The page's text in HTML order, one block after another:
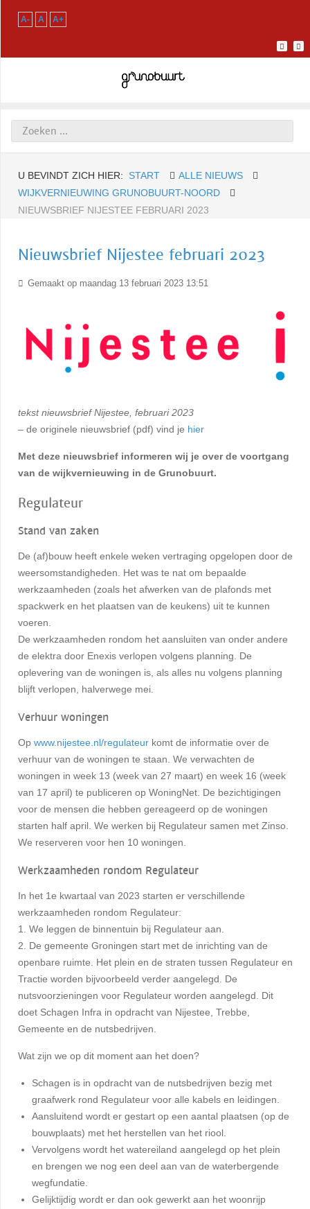
A- A A+
U BEVINDT ZICH HIER: START
ALLE NIEUWS
WIJKVERNIEUWING GRUNOBUURT-NOORD
NIEUWSBRIEF NIJESTEE FEBRUARI 2023
Nieuwsbrief Nijestee februari 2023
Gemaakt op maandag 13 februari 2023 13:51
tekst nieuwsbrief Nijestee, februari 2023
– de originele nieuwsbrief (pdf) vind je hier
Met deze nieuwsbrief informeren wij je over de voortgang
van de wijkvernieuwing in de Grunobuurt.
Regulateur
Stand van zaken
De (af)bouw heeft enkele weken vertraging opgelopen door de
weersomstandigheden. Het was te nat om bepaalde
werkzaamheden (zoals het afwerken van de plafonds met
spackwerk en het plaatsen van de keukens) uit te kunnen
voeren.
De werkzaamheden rondom het aansluiten van onder andere
de elektra door Enexis verlopen volgens planning. De
oplevering van de woningen is, als alles nu volgens planning
blijft verlopen, halverwege mei.
Verhuur woningen
Op www.nijestee.nl/regulateur komt de informatie over de
verhuur van de woningen te staan. We verwachten de
woningen in week 13 (week van 27 maart) en week 16 (week
van 17 april) te publiceren op WoningNet. De bezichtigingen
voor de mensen die hebben gereageerd op de woningen
starten half april. We werken bij Regulateur samen met Zinso.
We reserveren voor hen 10 woningen.
Werkzaamheden rondom Regulateur
In het 1e kwartaal van 2023 starten er verschillende
werkzaamheden rondom Regulateur:
1. We leggen de binnentuin bij Regulateur aan.
2. De gemeente Groningen start met de inrichting van de
openbare ruimte. Het plein en de straten tussen Regulateur en
Tractie worden bijvoorbeeld verder aangelegd. De
nutsvoorzieningen voor Regulateur worden aangelegd. Dit
doet Schagen Infra in opdracht van Nijestee, Trebbe,
Gemeente en de nutsbedrijven.
Wat zijn we op dit moment aan het doen?
Schagen is in opdracht van de nutsbedrijven bezig met
graafwerk rond Regulateur voor alle kabels en leidingen.
Aansluitend wordt er gestart op een aantal plaatsen (op de
bouwplaats) met het herstellen van het riool.
Vervolgens wordt het watereiland aangelegd op het plein
en brengen we nog een deel aan van de waterbergende
wegfundatie.
Gelijktijdig wordt er dan ook gewerkt aan het woonrijp